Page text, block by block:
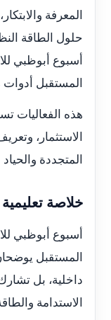
المعرفة
حلول الطاقة
أسبوع أبوظبي
المستقبل أدوات
هذه الفعاليات
الاستثمار،
المتجددة
خلاصة تعليمية
أسبوع أبوظبي
المستقبل
داخلية، بل
الاستدامة